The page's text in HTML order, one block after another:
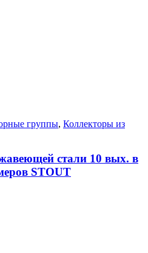
группы, Коллекторы из
стали 10 вых. в
STOUT